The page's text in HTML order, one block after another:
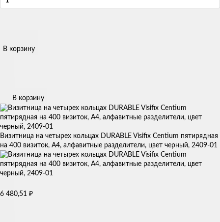
В корзину
В корзину
Визитница на четырех кольцах DURABLE Visifix Centium пятирядная
на 400 визиток, А4, алфавитные разделители, цвет черный, 2409-01
6 480,51 ₽